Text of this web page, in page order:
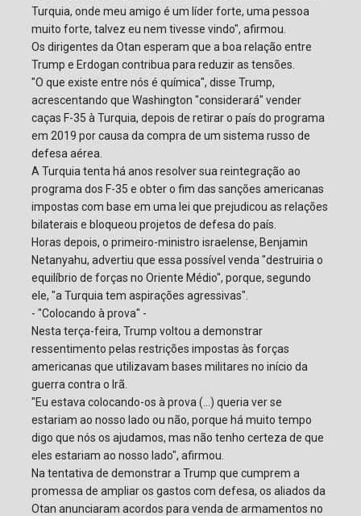
Turquia, onde meu amigo é um líder forte, uma pessoa
muito forte, talvez eu nem tivesse vindo", afirmou.
Os dirigentes da Otan esperam que a boa relação entre
Trump e Erdogan contribua para reduzir as tensões.
"O que existe entre nós é química", disse Trump,
acrescentando que Washington "considerará" vender
caças F-35 à Turquia, depois de retirar o país do programa
em 2019 por causa da compra de um sistema russo de
defesa aérea.
A Turquia tenta há anos resolver sua reintegração ao
programa dos F-35 e obter o fim das sanções americanas
impostas com base em uma lei que prejudicou as relações
bilaterais e bloqueou projetos de defesa do país.
Horas depois, o primeiro-ministro israelense, Benjamin
Netanyahu, advertiu que essa possível venda "destruiria o
equilíbrio de forças no Oriente Médio", porque, segundo
ele, "a Turquia tem aspirações agressivas".
- "Colocando à prova" -
Nesta terça-feira, Trump voltou a demonstrar
ressentimento pelas restrições impostas às forças
americanas que utilizavam bases militares no início da
guerra contra o Irã.
"Eu estava colocando-os à prova (...) queria ver se
estariam ao nosso lado ou não, porque há muito tempo
digo que nós os ajudamos, mas não tenho certeza de que
eles estariam ao nosso lado", afirmou.
Na tentativa de demonstrar a Trump que cumprem a
promessa de ampliar os gastos com defesa, os aliados da
Otan anunciaram acordos para venda de armamentos no